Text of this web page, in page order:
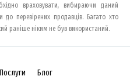
враховувати, вибираючи даний
до перевірених продавців. Багато хто
раніше ніким не був використаний.
Послуги
Блог